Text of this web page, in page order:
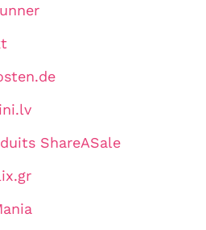
ShareASale